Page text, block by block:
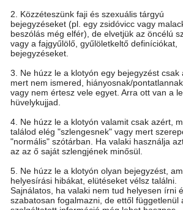
2. Közzéteszünk faji és szexuális tárgyú
bejegyzéseket (pl. egy zsidóvicc vagy
beszólás még elfér), de elvetjük az öncélú
vagy a fajgyűlölő, gyűlöletkeltő definíciókat,
bejegyzéseket.
3. Ne húzz le a klotyón egy bejegyzést csak
mert nem ismered, hiányosnak/
vagy nem értesz vele egyet. Arra ott van a
hüvelykujjad.
4. Ne húzz le a klotyón valamit csak azért,
találod elég "szlengesnek" vagy mert
"normális" szótárban. Ha valaki használja
az az ő saját szlengjének minősül.
5. Ne húzz le a klotyón olyan bejegyzést,
helyesírási hibákat, elütéseket vélsz találni.
Sajnálatos, ha valaki nem tud helyesen írni
szabatosan fogalmazni, de ettől függetlenül